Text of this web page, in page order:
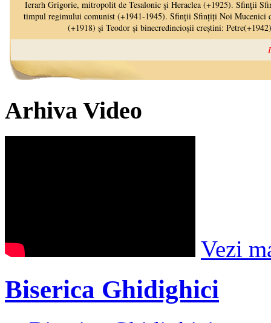
Arhiva Video
Vezi
Biserica Ghidighici